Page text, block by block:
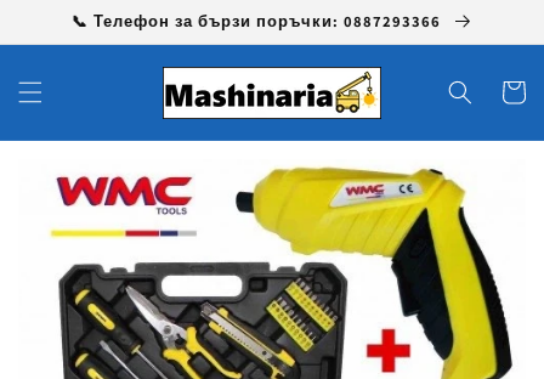
Преминаване
съдържанието
📞 Телефон за бързи поръчки: 0887293366